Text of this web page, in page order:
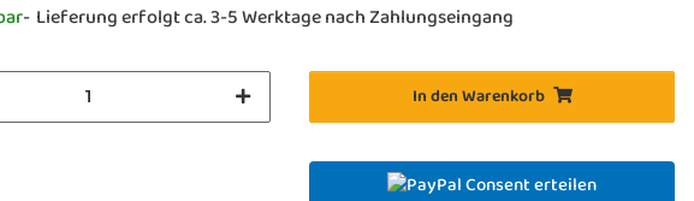
Lieferung erfolgt ca. 3-5 Werktage nach Zahlungseingang
In den Warenkorb
Consent erteilen